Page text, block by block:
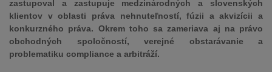
zastupoval a zastupuje medzinárodných a slovenských
klientov v oblasti práva nehnuteľností, fúzii a akvizícii a
konkurzného práva. Okrem toho sa zameriava aj na právo
obchodných spoločností, verejné obstarávanie a
problematiku compliance a arbitráží.